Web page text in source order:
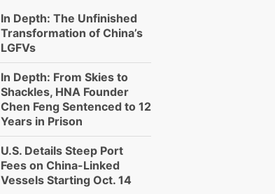
In Depth: The Unfinished
Transformation of China’s
LGFVs
In Depth: From Skies to
Shackles, HNA Founder
Chen Feng Sentenced to 12
Years in Prison
U.S. Details Steep Port
Fees on China-Linked
Vessels Starting Oct. 14